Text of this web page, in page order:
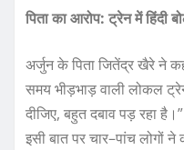
पिता का आरोप: ट्रेन में हिंदी
अर्जुन के पिता जितेंद्र खैरे ने
समय भीड़भाड़ वाली लोकल
दीजिए, बहुत दबाव पड़ रहा है।”
इसी बात पर चार–पांच लोगों